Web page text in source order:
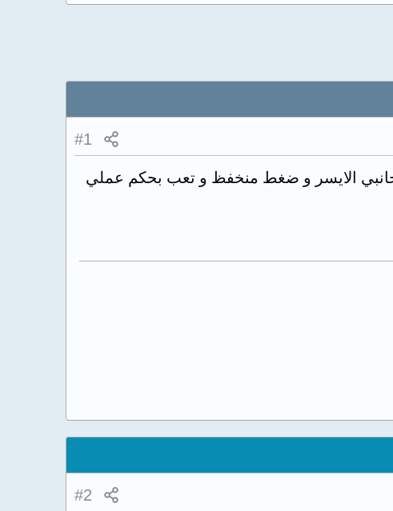
#1
جانبي الايسر و ضغط منخفظ و تعب بحكم عملي
#2